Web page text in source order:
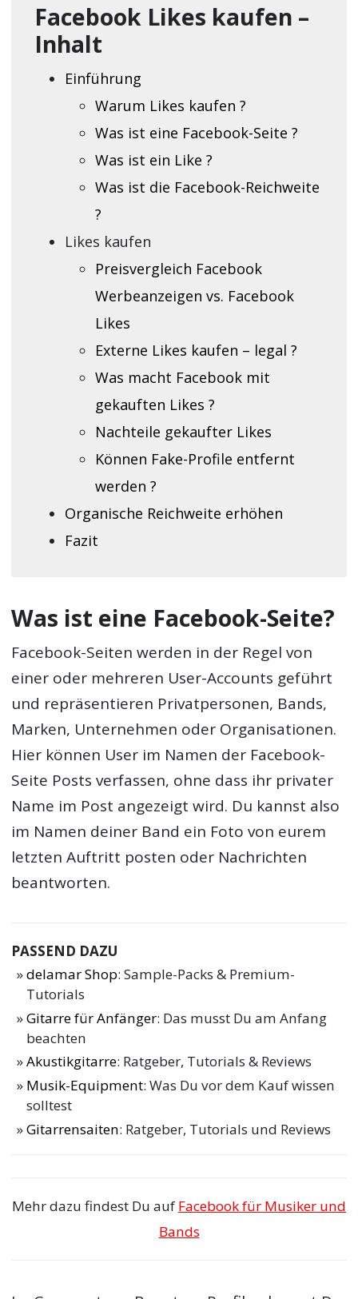
Facebook Likes kaufen –
Inhalt
Einführung
Warum Likes kaufen ?
Was ist eine Facebook-Seite ?
Was ist ein Like ?
Was ist die Facebook-Reichweite
?
Likes kaufen
Preisvergleich Facebook
Werbeanzeigen vs. Facebook
Likes
Externe Likes kaufen – legal ?
Was macht Facebook mit
gekauften Likes ?
Nachteile gekaufter Likes
Können Fake-Profile entfernt
werden ?
Organische Reichweite erhöhen
Fazit
Was ist eine Facebook-Seite?
Facebook-Seiten werden in der Regel von
einer oder mehreren User-Accounts geführt
und repräsentieren Privatpersonen, Bands,
Marken, Unternehmen oder Organisationen.
Hier können User im Namen der Facebook-
Seite Posts verfassen, ohne dass ihr privater
Name im Post angezeigt wird. Du kannst also
im Namen deiner Band ein Foto von eurem
letzten Auftritt posten oder Nachrichten
beantworten.
PASSEND DAZU
delamar Shop: Sample-Packs & Premium-
Tutorials
Gitarre für Anfänger: Das musst Du am Anfang
beachten
Akustikgitarre: Ratgeber, Tutorials & Reviews
Musik-Equipment: Was Du vor dem Kauf wissen
solltest
Gitarrensaiten: Ratgeber, Tutorials und Reviews
Mehr dazu findest Du auf Facebook für Musiker und
Bands